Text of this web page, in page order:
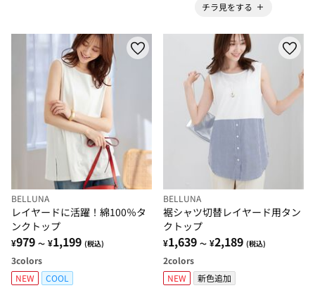
チラ見をする
BELLUNA
レイヤードに活躍！綿100％タ
ンクトップ
¥979 ～ ¥1,199 (税込)
3colors
NEW
COOL
BELLUNA
裾シャツ切替レイヤード用タン
クトップ
¥1,639 ～ ¥2,189 (税込)
2colors
NEW
新色追加